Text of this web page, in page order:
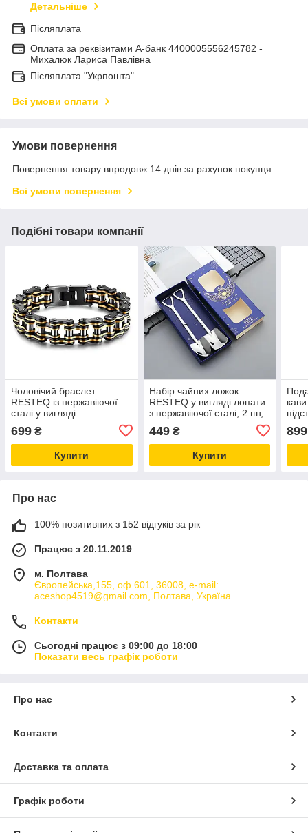
Детальніше
Післяплата
Оплата за реквізитами А-банк 4400005556245782 -
Михалюк Лариса Павлівна
Післяплата "Укрпошта"
Всі умови оплати
Умови повернення
Повернення товару впродовж 14 днів за рахунок покупця
Всі умови повернення
Подібні товари компанії
Чоловічий браслет
RESTEQ із нержавіючої
сталі у вигляді
мотоциклетного ланцюга,
чорно-золотий
699 ₴
Купити
Набір чайних ложок
RESTEQ у вигляді лопати
з нержавіючої сталі, 2 шт,
449₴
Купити
899
Про нас
100% позитивних з 152 відгуків за рік
Працює з 20.11.2019
м. Полтава
Європейська,155, оф.601, 36008, e-mail:
aceshop4519@gmail.com, Полтава, Україна
Контакти
Сьогодні працює з 09:00 до 18:00
Показати весь графік роботи
Про нас
Контакти
Доставка та оплата
Графік роботи